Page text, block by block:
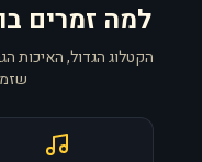
למה זמרים
הקטלוג הגדול, האיכות